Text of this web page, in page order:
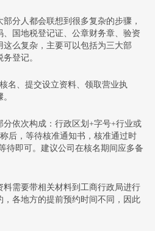
分人都会联想到很多复杂的步骤，
国地税登记证、公章财务章、验资
么复杂，主要可以包括为三大部
登记。
名、提交设立资料、领取营业执
分依次构成：行政区划+字号+行业或
后，等待核准通知书，核准通过时
待即可。建议公司在核名期间应多备
料需要带相关材料到工商行政局进行
各地方的提前预约时间不同，因此